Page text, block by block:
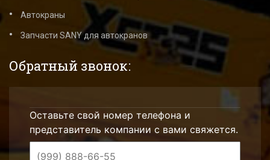
Автокраны
Запчасти SANY для автокранов
Обратный звонок:
Оставьте свой номер телефона и
представитель компании с вами свяжется.